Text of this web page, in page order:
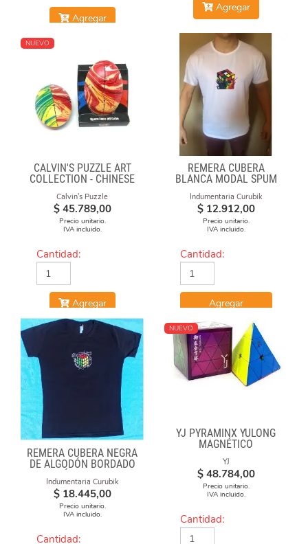
Agregar
Agregar
NUEVO
CALVIN'S PUZZLE ART
COLLECTION - CHINESE
OPERA FACE-OFF CUBE
(MOLTEN LAVA)
Calvin's Puzzle
$ 45.789,00
Precio unitario.
IVA incluido.
Cantidad:
Agregar
REMERA CUBERA
BLANCA MODAL SPUM
CUBO FUEGO
Indumentaria Curubik
$ 12.912,00
Precio unitario.
IVA incluido.
Cantidad:
Agregar
REMERA CUBERA NEGRA
DE ALGODÓN BORDADO
"FÓRMULAS"
Indumentaria Curubik
$ 18.445,00
Precio unitario.
IVA incluido.
Cantidad:
NUEVO
YJ PYRAMINX YULONG
MAGNÉTICO
YJ
$ 48.784,00
Precio unitario.
IVA incluido.
Cantidad: